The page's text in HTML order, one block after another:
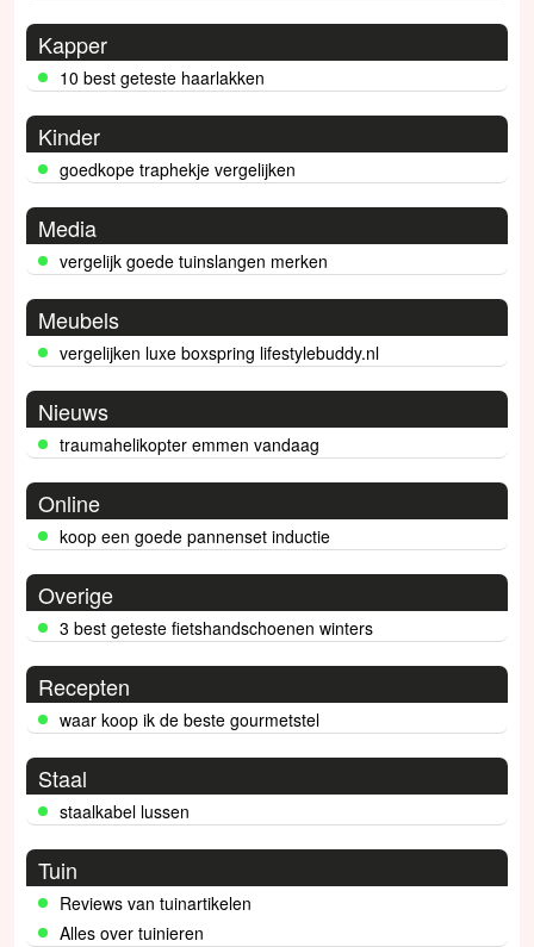
Kapper
10 best geteste haarlakken
Kinder
goedkope traphekje vergelijken
Media
vergelijk goede tuinslangen merken
Meubels
vergelijken luxe boxspring lifestylebuddy.nl
Nieuws
traumahelikopter emmen vandaag
Online
koop een goede pannenset inductie
Overige
3 best geteste fietshandschoenen winters
Recepten
waar koop ik de beste gourmetstel
Staal
staalkabel lussen
Tuin
Reviews van tuinartikelen
Alles over tuinieren